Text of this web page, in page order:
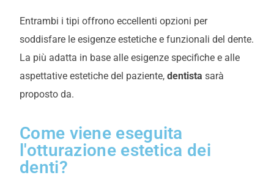
Entrambi i tipi offrono eccellenti opzioni per
soddisfare le esigenze estetiche e funzionali del dente.
La più adatta in base alle esigenze specifiche e alle
aspettative estetiche del paziente, dentista sarà
proposto da.
Come viene eseguita
l'otturazione estetica dei
denti?